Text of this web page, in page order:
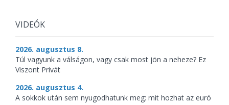
VIDEÓK
2026. augusztus 8.
Túl vagyunk a válságon, vagy csak most jön a neheze? Ez
Viszont Privát
2026. augusztus 4.
A sokkok után sem nyugodhatunk meg: mit hozhat az euró